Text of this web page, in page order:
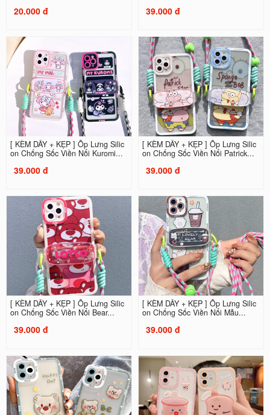
20.000 đ 39.000 đ
[ KÈM DÂY + KẸP ] Ốp Lưng Silic
on Chống Sốc Viền Nổi Kuromi...
39.000 đ
[ KÈM DÂY + KẸP ] Ốp Lưng Silic
on Chống Sốc Viền Nổi Patrick...
39.000 đ
[ KÈM DÂY + KẸP ] Ốp Lưng Silic
on Chống Sốc Viền Nổi Bear...
39.000 đ
[ KÈM DÂY + KẸP ] Ốp Lưng Silic
on Chống Sốc Viền Nổi Mẫu...
39.000 đ